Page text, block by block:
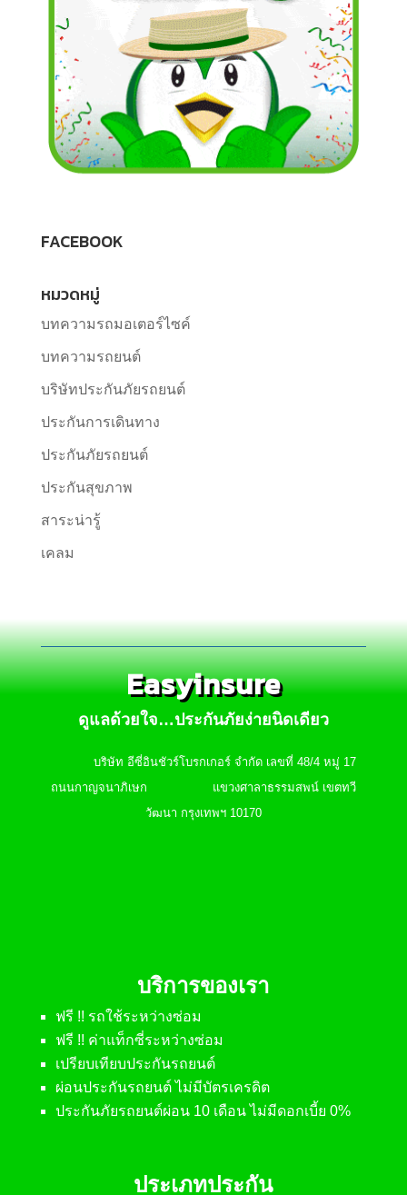
FACEBOOK
หมวดหมู่
บทความรถมอเตอร์ไซค์
บทความรถยนต์
บริษัทประกันภัยรถยนต์
ประกันการเดินทาง
ประกันภัยรถยนต์
ประกันสุขภาพ
สาระน่ารู้
เคลม
Easyinsure
ดูแลด้วยใจ…ประกันภัยง่ายนิดเดียว
บริษัท อีซี่อินชัวร์โบรกเกอร์ จำกัด เลขที่ 48/4 หมู่ 17
ถนนกาญจนาภิเษก แขวงศาลาธรรมสพน์ เขตทวี
วัฒนา กรุงเทพฯ 10170
บริการของเรา
ฟรี !! รถใช้ระหว่างซ่อม
ฟรี !! ค่าแท็กซี่ระหว่างซ่อม
เปรียบเทียบประกันรถยนต์
ผ่อนประกันรถยนต์ ไม่มีบัตรเครดิต
ประกันภัยรถยนต์ผ่อน 10 เดือน ไม่มีดอกเบี้ย 0%
ประเภทประกัน